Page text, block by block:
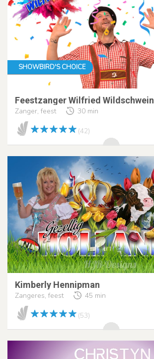
SHOWBIRD'S CHOICE
Feestzanger Wilfried Wildschwein
Zanger, feest 30 min
(42)
Kimberly Hennipman
Zangeres, feest 45 min
(53)